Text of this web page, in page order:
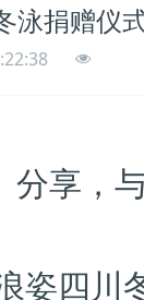
泳捐赠仪
分享，
四川冬